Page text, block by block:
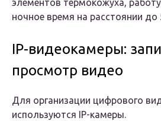
элементов термокожуха,
ночное время на расстоянии до
IP-видеокамеры:
просмотр видео
Для организации цифрового
используются IP-камеры.